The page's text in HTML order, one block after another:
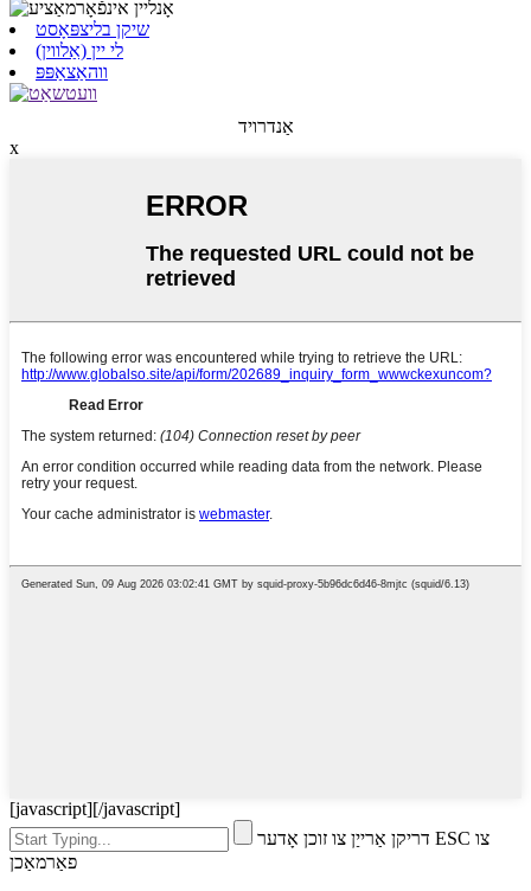
שיקן בליצפּאָסט
לי יין (אַלווין)
ווהאַצאַפּפּ
אַנדרויד
x
[javascript][/javascript]
דריקן אַרייַן צו זוכן אָדער ESC צו
פאַרמאַכן